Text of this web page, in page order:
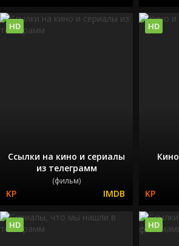
Ссылки на кино и сериалы
из телеграмм
(фильм)
HD HD
HD HD